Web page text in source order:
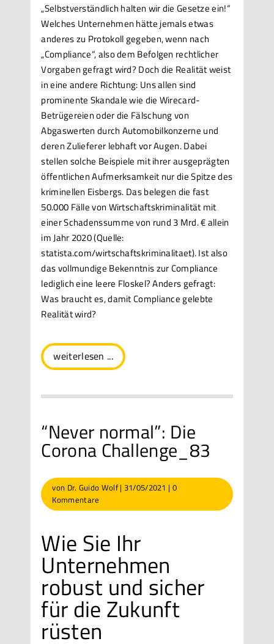
„Selbstverständlich halten wir die Gesetze ein!“
Welches Unternehmen hätte jemals etwas
anderes zu Protokoll gegeben, wenn nach
„Compliance“, also dem Befolgen rechtlicher
Vorgaben gefragt wird? Doch die Realität weist
in eine andere Richtung: Uns allen sind
prominente Skandale wie die Wirecard-
Betrügereien oder die Fälschung von
Abgaswerten durch Automobilkonzerne und
deren Zulieferer lebhaft vor Augen. Dabei
stellen solche Beispiele mit ihrer ausgeprägten
öffentlichen Aufmerksamkeit nur die Spitze des
kriminellen Eisbergs. Das belegen die fast
50.000 Fälle von Wirtschaftskriminalität mit
einer Schadenssumme von rund 3 Mrd. € allein
im Jahr 2020 (Quelle:
statista.com/wirtschaftskriminalitaet). Ist also
das vollmundige Bekenntnis zur Compliance
lediglich eine leere Floskel? Anders gefragt:
Was braucht es, damit Compliance gelebte
Realität wird?
weiterlesen ...
“Never normal”: Die
Corona Challenge_83
von Dr. Guido Wolf| 31/05/2021 | 0
Kommentare
Wie Sie Ihr
Unternehmen
robust und sicher
für die Zukunft
rüsten